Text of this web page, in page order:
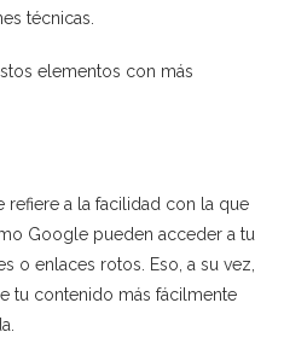
técnicas.
elementos con más
refiere a la facilidad con la que
Google pueden acceder a tu
o enlaces rotos. Eso, a su vez,
tu contenido más fácilmente